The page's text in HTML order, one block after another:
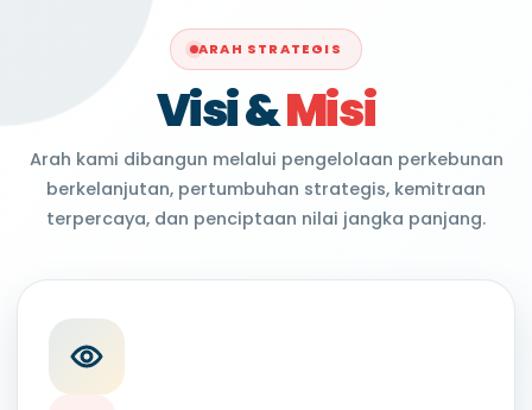
ARAH STRATEGIS
Visi &Misi
Arah kami dibangun melalui pengelolaan perkebunan
berkelanjutan, pertumbuhan strategis, kemitraan
terpercaya, dan penciptaan nilai jangka panjang.